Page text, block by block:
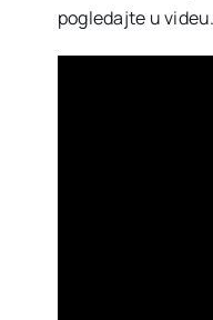
pogledajte u videu.